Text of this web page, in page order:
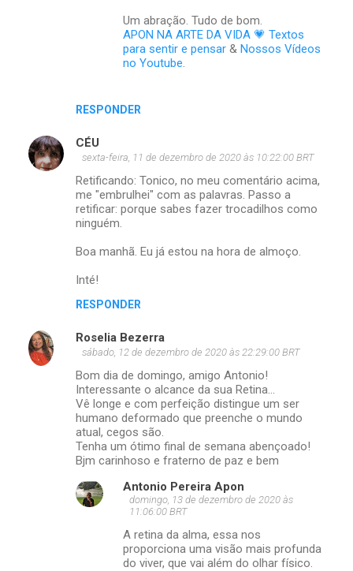
RESPONDER
Um abração. Tudo de bom.
APON NA ARTE DA VIDA 💗 Textos
para sentir e pensar & Nossos Vídeos
no Youtube.
CÉU
sexta-feira, 11 de dezembro de 2020 às 10:22:00 BRT
Retificando: Tonico, no meu comentário acima,
me "embrulhei" com as palavras. Passo a
retificar: porque sabes fazer trocadilhos como
ninguém.
Boa manhã. Eu já estou na hora de almoço.
Inté!
RESPONDER
Roselia Bezerra
sábado, 12 de dezembro de 2020 às 22:29:00 BRT
Bom dia de domingo, amigo Antonio!
Interessante o alcance da sua Retina...
Vê longe e com perfeição distingue um ser
humano deformado que preenche o mundo
atual, cegos são.
Tenha um ótimo final de semana abençoado!
Bjm carinhoso e fraterno de paz e bem
Antonio Pereira Apon
domingo, 13 de dezembro de 2020 às
11:06:00 BRT
A retina da alma, essa nos
proporciona uma visão mais profunda
do viver, que vai além do olhar físico.